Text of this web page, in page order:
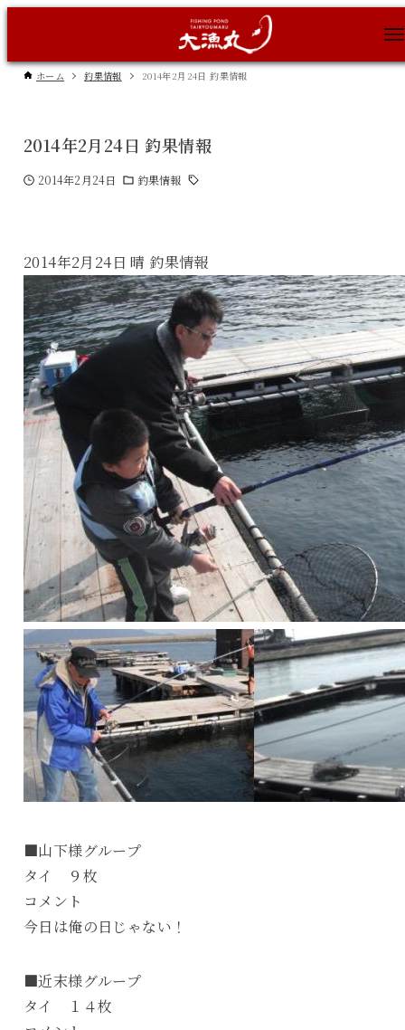
ホーム 釣果情報 2014年2月24日 釣果情報
2014年2月24日 釣果情報
2014年2月24日 釣果情報
2014年2月24日 晴 釣果情報
■山下様グループ
タイ ９枚
コメント
今日は俺の日じゃない！
■近末様グループ
タイ １４枚